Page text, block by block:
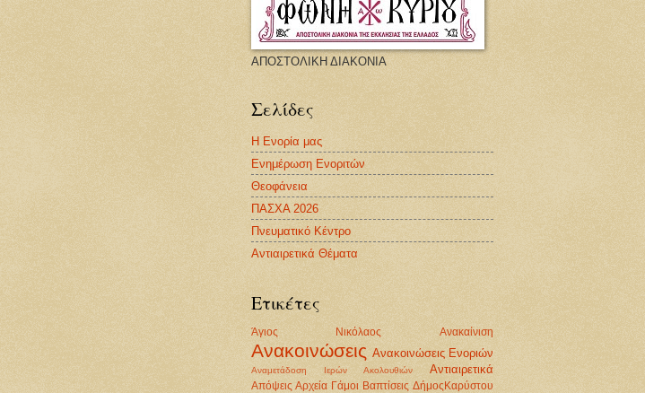
ΑΠΟΣΤΟΛΙΚΗ ΔΙΑΚΟΝΙΑ
Σελίδες
Η Ενορία μας
Ενημέρωση Ενοριτών
Θεοφάνεια
ΠΑΣΧΑ 2026
Πνευματικό Κέντρο
Αντιαιρετικά Θέματα
Ετικέτες
Άγιος Νικόλαος Ανακαίνιση
Ανακοινώσεις Ανακοινώσεις Ενοριών
Αναμετάδοση Ιερών Ακολουθιών Αντιαιρετικά
Απόψεις Αρχεία Γάμοι Βαπτίσεις ΔήμοςΚαρύστου